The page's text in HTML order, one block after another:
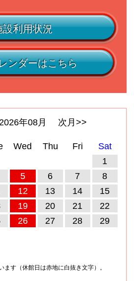
設利用状況
ンダーはこちら
年08月 次月>>
Wed Thu Fri
Sat
1
5 6 7
8
12 13 14
15
19 20 21
22
26 27 28
29
ます（休館日は赤地に白抜き文字）。